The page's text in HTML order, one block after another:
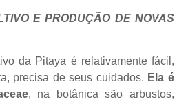
E PRODUÇÃO DE NOVAS
da Pitaya é relativamente fácil,
precisa de seus cuidados. Ela é
, na botânica são arbustos,